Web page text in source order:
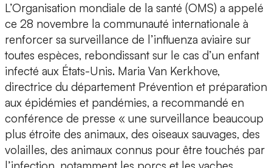
L’Organisation mondiale de la santé (OMS) a appelé
ce 28 novembre la communauté internationale à
renforcer sa surveillance de l’influenza aviaire sur
toutes espèces, rebondissant sur le cas d’un enfant
infecté aux États-Unis. Maria Van Kerkhove,
directrice du département Prévention et préparation
aux épidémies et pandémies, a recommandé en
conférence de presse « une surveillance beaucoup
plus étroite des animaux, des oiseaux sauvages, des
volailles, des animaux connus pour être touchés par